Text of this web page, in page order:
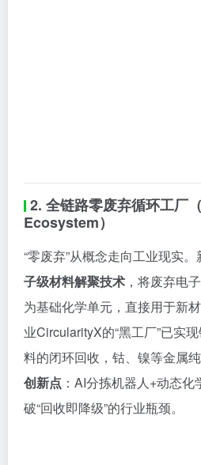
2. 全链路零废弃循环工厂
Ecosystem）
“零废弃”从概念走向工业现实
子级材料解聚技术 ，将废弃电
为基础化学单元，直接用于新
业CircularityX的“黑工厂”已实
料的闭环回收，钴、镍等金属纯
创新点 ：AI分拣机器人+动态
破“回收即降级”的行业瓶颈。